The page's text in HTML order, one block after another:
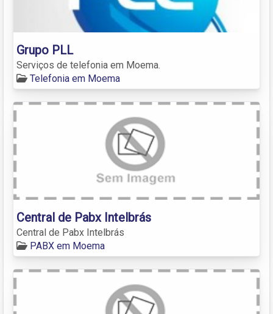
Grupo PLL
Serviços de telefonia em Moema.
Telefonia em Moema
Central de Pabx Intelbrás
Central de Pabx Intelbrás
PABX em Moema